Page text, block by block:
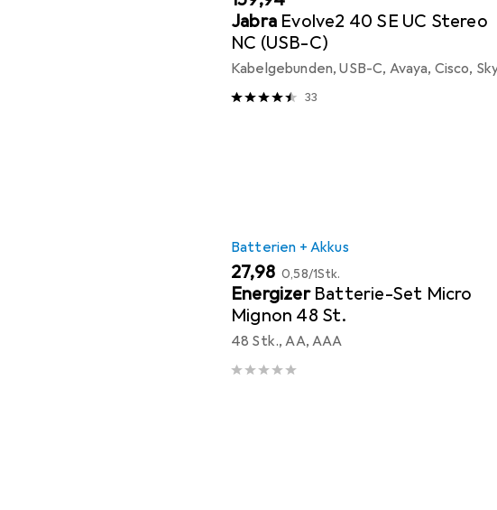
Jabra Evolve2 40 SE UC Stereo
NC (USB-C)
Kabelgebunden, USB-C, Avaya, Cisco,
33
Batterien + Akkus
EUR
27,98 EUR
0,58/1Stk.
Energizer Batterie-Set Micro
Mignon 48 St.
48 Stk., AA, AAA